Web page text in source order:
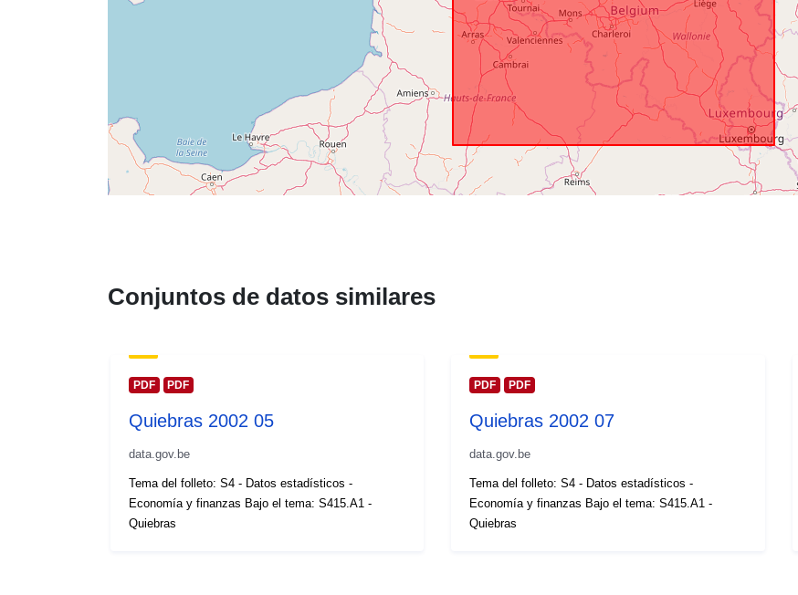
temporal:
Conjuntos de datos similares
PDF PDF
Quiebras 2002 05
data.gov.be
Tema del folleto: S4 - Datos estadísticos -
Economía y finanzas Bajo el tema: S415.A1 -
Quiebras
PDF PDF
Quiebras 2002 07
data.gov.be
Tema del folleto: S4 - Datos estadísticos -
Economía y finanzas Bajo el tema: S415.A1 -
Quiebras